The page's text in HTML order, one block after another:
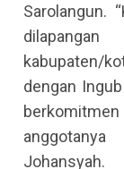
Sarolangun.
kabupaten/
dengan
Johansyah.